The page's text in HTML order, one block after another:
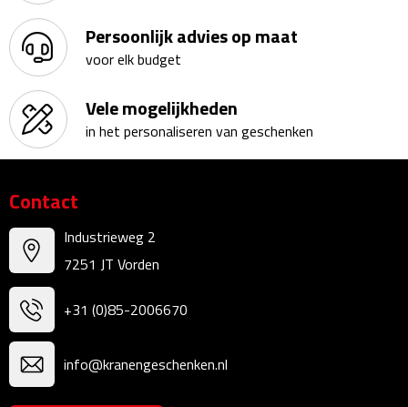
Kalenders
Beurs & Evenementen
Banners
Barmatten
Naambadges & naamkaarthouders
Stickers
Visitekaartjes
Vlaggen
Bureau Toebehoren
Persoonlijk advies op maat
voor elk budget
Vele mogelijkheden
in het personaliseren van geschenken
Contact
Industrieweg 2
7251 JT Vorden
+31 (0)85-2006670
info@kranengeschenken.nl